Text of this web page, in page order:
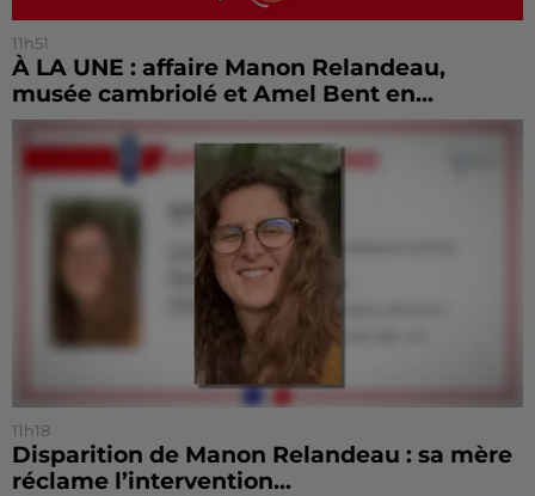
11h51
À LA UNE : affaire Manon Relandeau,
musée cambriolé et Amel Bent en...
11h18
Disparition de Manon Relandeau : sa mère
réclame l’intervention...